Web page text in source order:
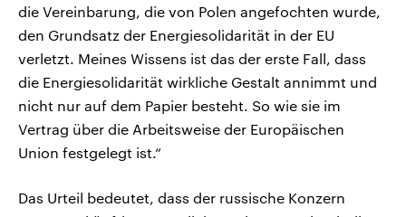
die Vereinbarung, die von Polen angefochten wurde,
den Grundsatz der Energiesolidarität in der EU
verletzt. Meines Wissens ist das der erste Fall, dass
die Energiesolidarität wirkliche Gestalt annimmt und
nicht nur auf dem Papier besteht. So wie sie im
Vertrag über die Arbeitsweise der Europäischen
Union festgelegt ist.“
Das Urteil bedeutet, dass der russische Konzern